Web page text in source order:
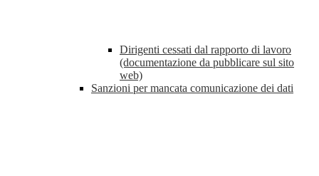
Dirigenti cessati dal rapporto di lavoro
(documentazione da pubblicare sul sito
web)
Sanzioni per mancata comunicazione dei dati